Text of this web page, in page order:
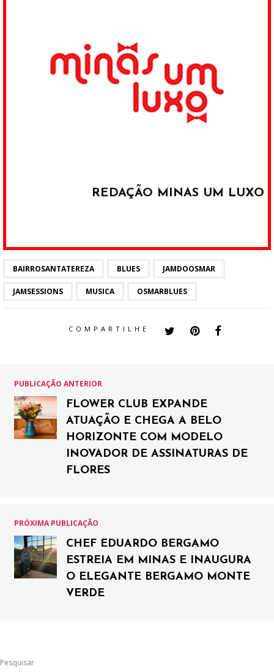
REDAÇÃO MINAS UM LUXO
BAIRROSANTATEREZA BLUES JAMDOOSMAR
JAMSESSIONS MUSICA OSMARBLUES
COMPARTILHE
PUBLICAÇÃO ANTERIOR
FLOWER CLUB EXPANDE
ATUAÇÃO E CHEGA A BELO
HORIZONTE COM MODELO
INOVADOR DE ASSINATURAS DE
FLORES
PRÓXIMA PUBLICAÇÃO
CHEF EDUARDO BERGAMO
ESTREIA EM MINAS E INAUGURA
O ELEGANTE BERGAMO MONTE
VERDE
Pesquisar